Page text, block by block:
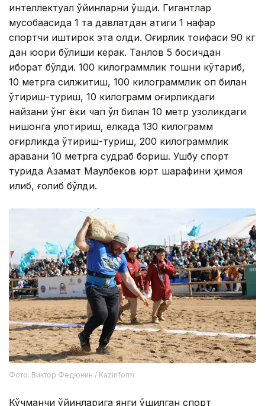
интеллектуал ўйинларни қўшди. Гигантлар
мусобақасида 1 та давлатдан атиги 1 нафар
спортчи иштирок эта олди. Оғирлик тоифаси 90 кг
дан юқори бўлиши керак. Танлов 5 босқичдан
иборат бўлди. 100 килограммлик тошни кўтариб,
10 метрга силжитиш, 100 килограммлик қоп билан
ўтириш-туриш, 10 килограмм оғирликдаги
найзани ўнг ёки чап қўл билан 10 метр узоқликдаги
нишонга улоқтириш, елкада 130 килограмм
оғирликда ўтириш-туриш, 200 килограммлик
аравани 10 метрга судраб бориш. Ушбу спорт
турида Азамат Мақулбеков юрт шарафини ҳимоя
қилиб, ғолиб бўлди.
Фото: Виктор Федюнин / Kazinform
Кўчманчи ўйинларига янги қўшилган спорт